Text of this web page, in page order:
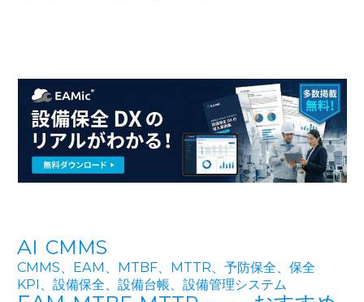
AI CMMS
CMMS、EAM、MTBF、MTTR、予防保全、保全
KPI、設備保全、設備台帳、設備管理システム